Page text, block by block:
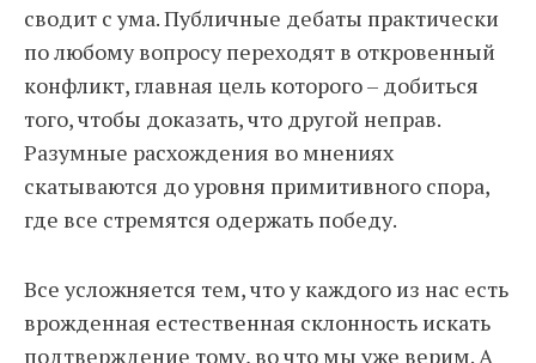
сводит с ума. Публичные дебаты практически
по любому вопросу переходят в откровенный
конфликт, главная цель которого – добиться
того, чтобы доказать, что другой неправ.
Разумные расхождения во мнениях
скатываются до уровня примитивного спора,
где все стремятся одержать победу.
Все усложняется тем, что у каждого из нас есть
врожденная естественная склонность искать
подтверждение тому, во что мы уже верим. А